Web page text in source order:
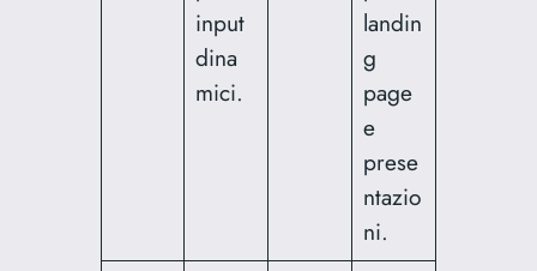
input
dina
mici.
landin
g
page
e
prese
ntazio
ni.